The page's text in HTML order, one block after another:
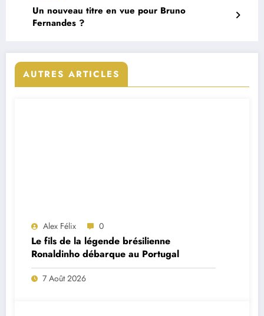
Un nouveau titre en vue pour Bruno
Fernandes ?
AUTRES ARTICLES
Alex Félix 0
Le fils de la légende brésilienne
Ronaldinho débarque au Portugal
7 Août 2026